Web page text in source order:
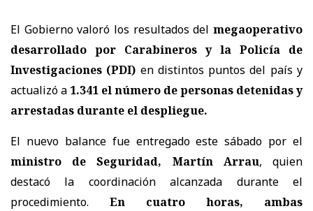
El Gobierno valoró los resultados del megaoperativo
desarrollado por Carabineros y la Policía de
Investigaciones (PDI) en distintos puntos del país y
actualizó a 1.341 el número de personas detenidas y
arrestadas durante el despliegue.
El nuevo balance fue entregado este sábado por el
ministro de Seguridad, Martín Arrau, quien
destacó la coordinación alcanzada durante el
procedimiento. En cuatro horas, ambas